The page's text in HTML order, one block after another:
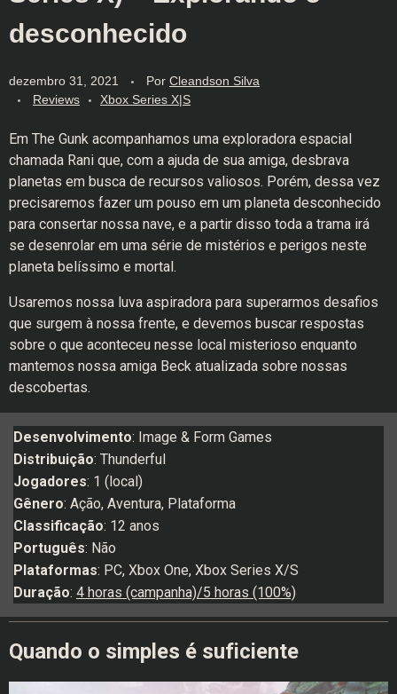
desconhecido
dezembro 31, 2021 Por Cleandson Silva
Reviews
Xbox Series X|S
Em The Gunk acompanhamos uma exploradora espacial
chamada Rani que, com a ajuda de sua amiga, desbrava
planetas em busca de recursos valiosos. Porém, dessa vez
precisaremos fazer um pouso em um planeta desconhecido
para consertar nossa nave, e a partir disso toda a trama irá
se desenrolar em uma série de mistérios e perigos neste
planeta belíssimo e mortal.
Usaremos nossa luva aspiradora para superarmos desafios
que surgem à nossa frente, e devemos buscar respostas
sobre o que aconteceu nesse local misterioso enquanto
mantemos nossa amiga Beck atualizada sobre nossas
descobertas.
Desenvolvimento: Image & Form Games
Distribuição: Thunderful
Jogadores: 1 (local)
Gênero: Ação, Aventura, Plataforma
Classificação: 12 anos
Português: Não
Plataformas: PC, Xbox One, Xbox Series X/S
Duração: 4 horas (campanha)/5 horas (100%)
Quando o simples é suficiente